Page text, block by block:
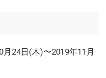
月24日(木)〜2019年11月